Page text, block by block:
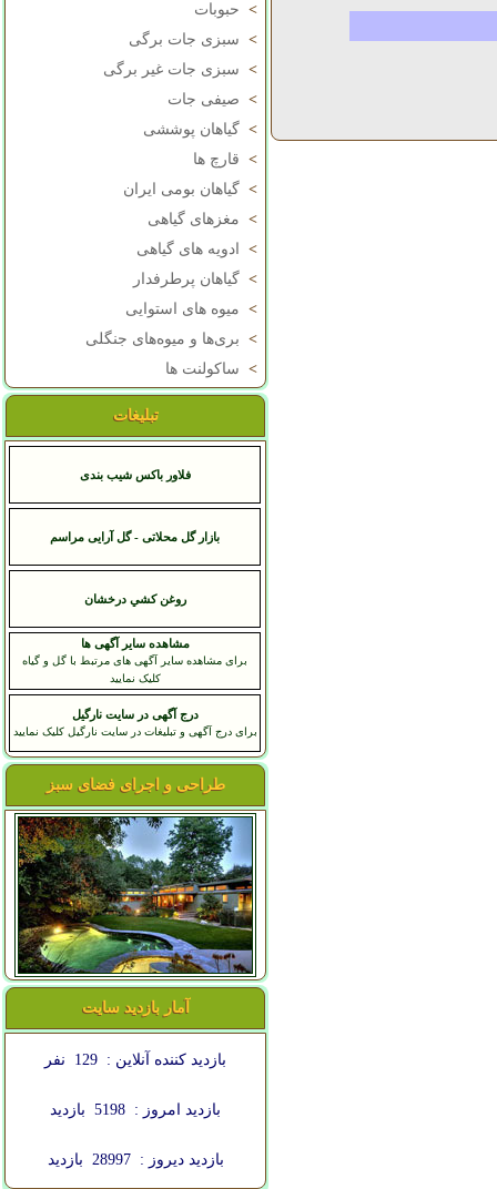
> حبوبات
> سبزی جات برگی
> سبزی جات غیر برگی
> صیفی جات
> گیاهان پوششی
> قارچ ها
> گیاهان بومی ایران
> مغزهای گیاهی
>
ادویه های گیاهی
> گیاهان پرطرفدار
> میوه های استوایی
> بری‌ها و میوه‌های جنگلی
> ساکولنت ها
تبلیغات
فلاور باکس شیب بندی
بازار گل محلاتی - گل آرایی مراسم
روغن کشي درخشان
مشاهده سایر آگهی ها
برای مشاهده سایر آگهی های مرتبط با گل و گیاه
کلیک نمایید
درج آگهی در سایت نارگیل
برای درج آگهی و تبلیغات در سایت نارگیل کلیک نمایید
طراحی و اجرای فضای سبز
آمار بازدید سایت
بازدید کننده آنلاین : 129 نفر
بازدید امروز : 5198 بازدید
بازدید دیروز : 28997 بازدید